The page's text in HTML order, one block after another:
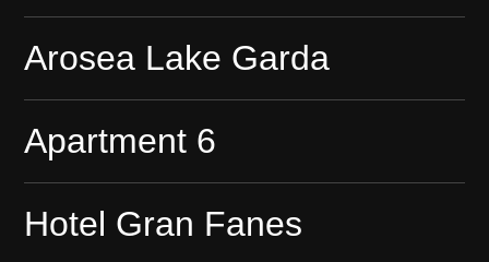
Arosea Lake Garda
Apartment 6
Hotel Gran Fanes